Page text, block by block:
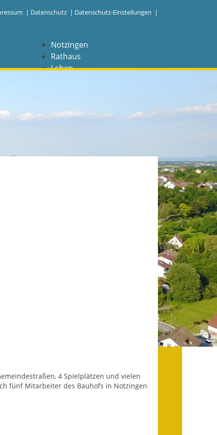
| Datenschutz | Datenschutz-Einstellungen |
Notzingen
Rathaus
Leben
NAVIGATION
Informationsbroschüre
4 Spielplätzen und vielen
fünf Mitarbeiter des Bauhofs in Notzingen